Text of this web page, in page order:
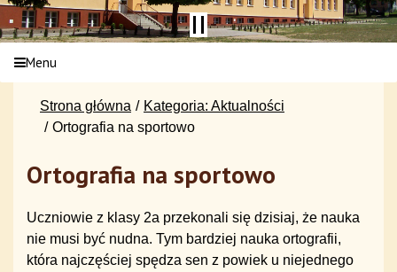
Menu
Strona główna
Kategoria: Aktualności
Ortografia na sportowo
Ortografia na sportowo
Uczniowie z klasy 2a przekonali się dzisiaj, że nauka
nie musi być nudna. Tym bardziej nauka ortografii,
która najczęściej spędza sen z powiek u niejednego